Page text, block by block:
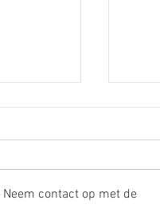
contact op met de